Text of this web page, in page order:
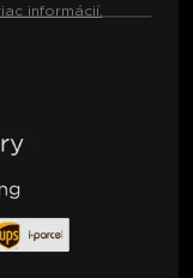
informácií.